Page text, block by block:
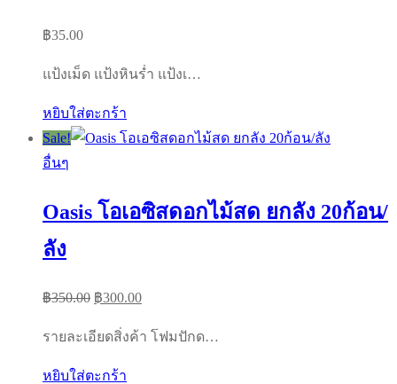
฿35.00
แป้งเม็ด แป้งหินร่ำ แป้งเ…
หยิบใส่ตะกร้า
Sale!
อื่นๆ
Oasis โอเอซิสดอกไม้สด ยกลัง 20ก้อน/
ลัง
฿350.00 Original
was:
฿350.00.
฿300.00Current
is:
รายละเอียดสิ่งค้า โฟมปักด…
หยิบใส่ตะกร้า